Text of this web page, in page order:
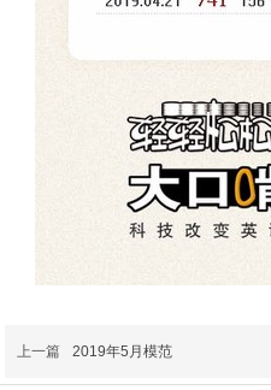
上一篇 2019年5月模范